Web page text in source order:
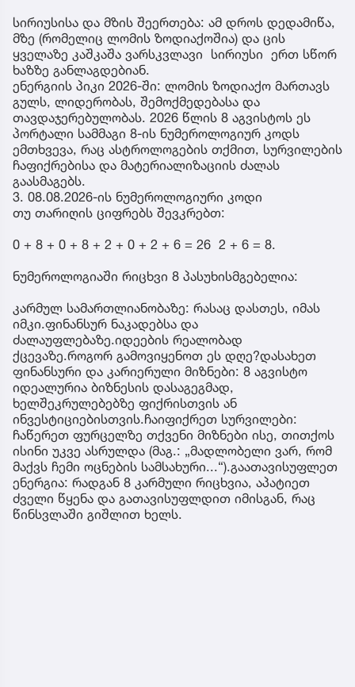
სირიუსისა და მზის შეერთება: ამ დროს დედამიწა,
მზე (რომელიც ლომის ზოდიაქოშია) და ცის
ყველაზე კაშკაშა ვარსკვლავი სირიუსი ერთ სწორ
ხაზზე განლაგდებიან.
ენერგიის პიკი 2026-ში: ლომის ზოდიაქო მართავს
გულს, ლიდერობას, შემოქმედებასა და
თავდაჯერებულობას. 2026 წლის 8 აგვისტოს ეს
პორტალი სამმაგი 8-ის ნუმეროლოგიურ კოდს
ემთხვევა, რაც ასტროლოგების თქმით, სურვილების
ჩაფიქრებისა და მატერიალიზაციის ძალას
გაასმაგებს.
3. 08.08.2026-ის ნუმეროლოგიური კოდი
თუ თარიღის ციფრებს შევკრებთ:
0 + 8 + 0 + 8 + 2 + 0 + 2 + 6 = 26 2 + 6 = 8.
ნუმეროლოგიაში რიცხვი 8 პასუხისმგებელია:
კარმულ სამართლიანობაზე: რასაც დასთეს, იმას
იმკი.ფინანსურ ნაკადებსა და
ძალაუფლებაზე.იდეების რეალობად
ქცევაზე.როგორ გამოვიყენოთ ეს დღე?დასახეთ
ფინანსური და კარიერული მიზნები: 8 აგვისტო
იდეალურია ბიზნესის დასაგეგმად,
ხელშეკრულებებზე ფიქრისთვის ან
ინვესტიციებისთვის.ჩაიფიქრეთ სურვილები:
ჩაწერეთ ფურცელზე თქვენი მიზნები ისე, თითქოს
ისინი უკვე ასრულდა (მაგ.: „მადლობელი ვარ, რომ
მაქვს ჩემი ოცნების სამსახური...“).გაათავისუფლეთ
ენერგია: რადგან 8 კარმული რიცხვია, აპატიეთ
ძველი წყენა და გათავისუფლდით იმისგან, რაც
წინსვლაში გიშლით ხელს.